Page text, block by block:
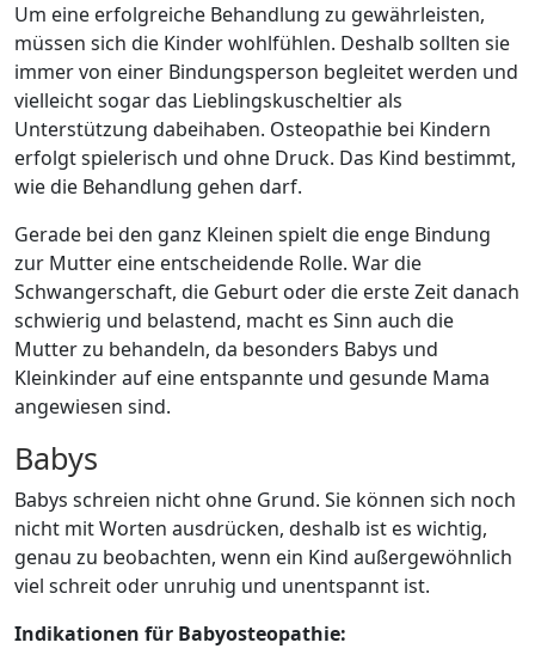
Um eine erfolgreiche Behandlung zu gewährleisten,
müssen sich die Kinder wohlfühlen. Deshalb sollten sie
immer von einer Bindungsperson begleitet werden und
vielleicht sogar das Lieblingskuscheltier als
Unterstützung dabeihaben. Osteopathie bei Kindern
erfolgt spielerisch und ohne Druck. Das Kind bestimmt,
wie die Behandlung gehen darf.
Gerade bei den ganz Kleinen spielt die enge Bindung
zur Mutter eine entscheidende Rolle. War die
Schwangerschaft, die Geburt oder die erste Zeit danach
schwierig und belastend, macht es Sinn auch die
Mutter zu behandeln, da besonders Babys und
Kleinkinder auf eine entspannte und gesunde Mama
angewiesen sind.
Babys
Babys schreien nicht ohne Grund. Sie können sich noch
nicht mit Worten ausdrücken, deshalb ist es wichtig,
genau zu beobachten, wenn ein Kind außergewöhnlich
viel schreit oder unruhig und unentspannt ist.
Indikationen für Babyosteopathie: